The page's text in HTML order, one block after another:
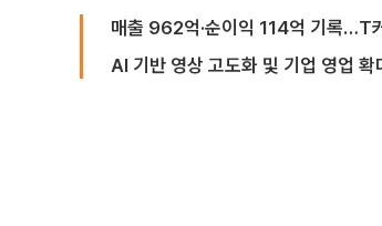
매출 962억·순이익 114억 기록…T
AI 기반 영상 고도화 및 기업 영업 확